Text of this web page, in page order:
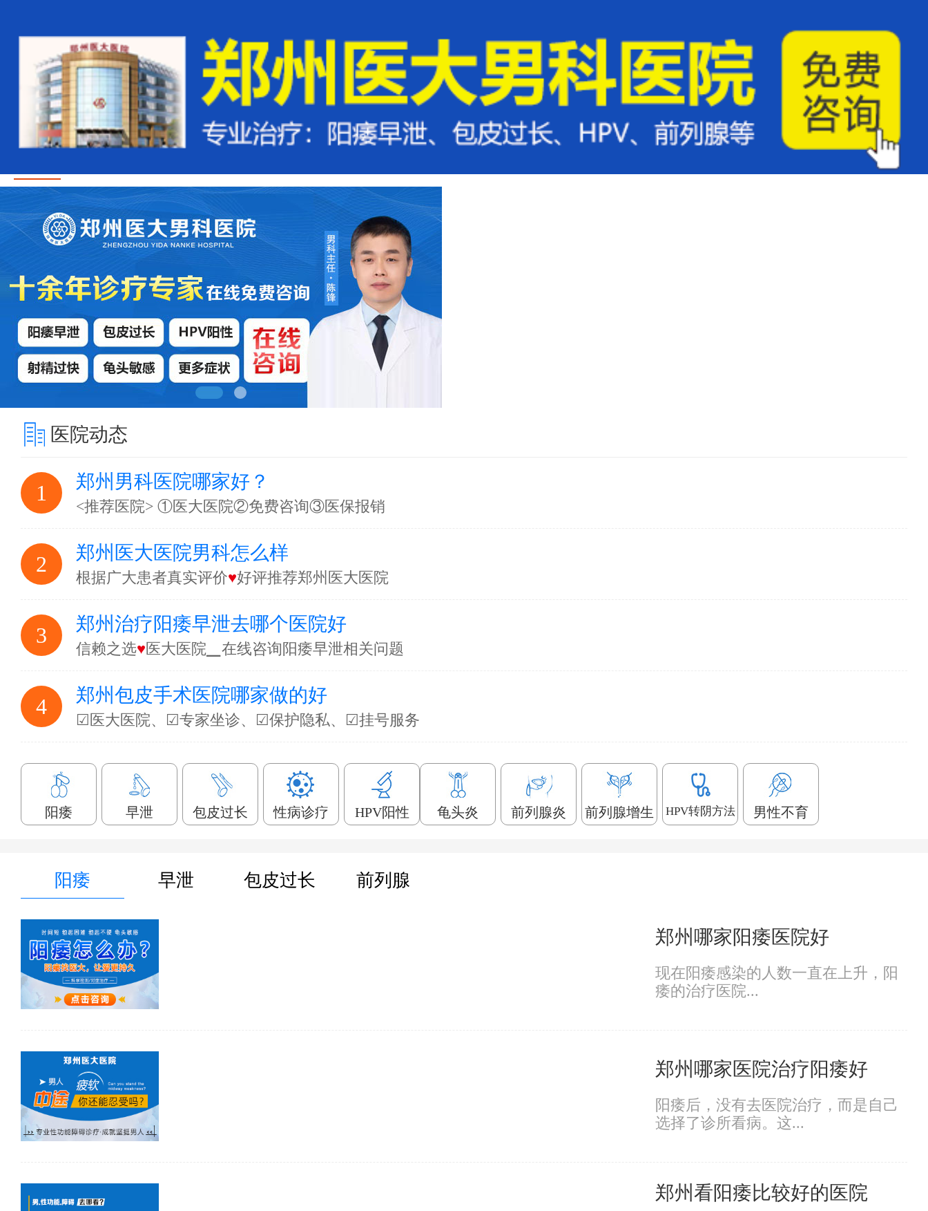
医院动态
1 郑州男科医院哪家好？
<推荐医院> ①医大医院②免费咨询③医保报销
2 郑州医大医院男科怎么样
根据广大患者真实评价♥好评推荐郑州医大医院
3 郑州治疗阳痿早泄去哪个医院好
信赖之选♥医大医院▁在线咨询阳痿早泄相关问题
4 郑州包皮手术医院哪家做的好
☑医大医院、☑专家坐诊、☑保护隐私、☑挂号服务
阳痿 早泄 包皮过长 性病诊疗 HPV阳性 龟头炎 前列腺炎 前列腺增生 HPV转阴方法 男性不育
阳痿 早泄 包皮过长 前列腺
郑州哪家阳痿医院好
现在阳痿感染的人数一直在上升，阳
痿的治疗医院...
郑州哪家医院治疗阳痿好
阳痿后，没有去医院治疗，而是自己
选择了诊所看病。这...
郑州看阳痿比较好的医院